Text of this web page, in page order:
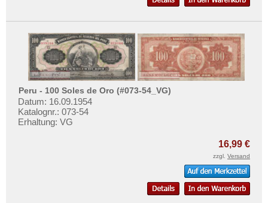
Peru - 100 Soles de Oro (#073-54_VG)
Datum: 16.09.1954
Katalognr.: 073-54
Erhaltung: VG
16,99 €
zzgl. Versand